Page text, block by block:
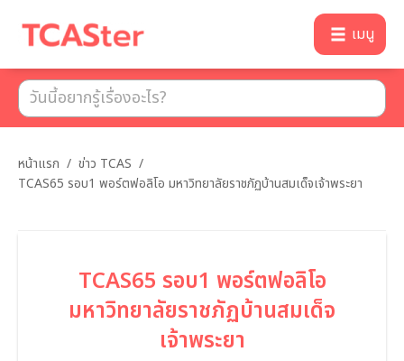
เมนู
หน้าแรก / ข่าว TCAS /
TCAS65 รอบ1 พอร์ตฟอลิโอ มหาวิทยาลัยราชภัฏบ้านสมเด็จเจ้าพระยา
TCAS65 รอบ1 พอร์ตฟอลิโอ
มหาวิทยาลัยราชภัฏบ้านสมเด็จ
เจ้าพระยา